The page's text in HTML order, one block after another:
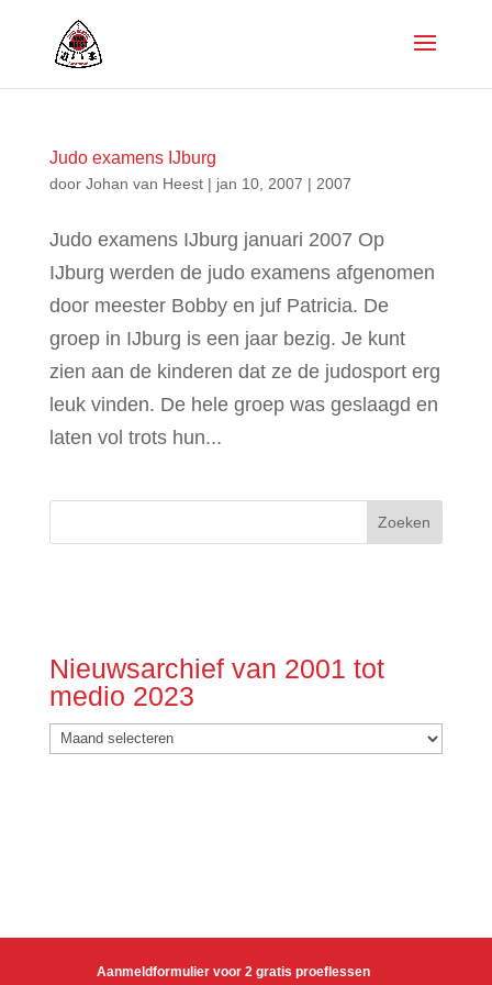
Judo examens IJburg
door Johan van Heest| jan 10, 2007 | 2007
Judo examens IJburg januari 2007 Op
IJburg werden de judo examens afgenomen
door meester Bobby en juf Patricia. De
groep in IJburg is een jaar bezig. Je kunt
zien aan de kinderen dat ze de judosport erg
leuk vinden. De hele groep was geslaagd en
laten vol trots hun...
Nieuwsarchief van 2001 tot
medio 2023
Nieuwsarchief
van
Aanmeldformulier voor 2 gratis proeflessen